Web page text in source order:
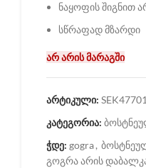
ნაყოფის შიგნით
სწრაფად მზარდი
არ არის მარაგში
არტიკული:
კატეგორია:
ჭდე: gogra,
გოგრა არის